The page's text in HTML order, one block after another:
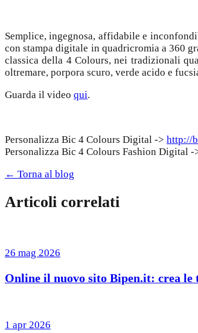
Semplice, ingegnosa, affidabile e
con stampa digitale in quadricromia a 360
classica della 4 Colours, nei tradizionali
oltremare, porpora scuro, verde acido e
Guarda il video qui.
Personalizza Bic 4 Colours Digital -> http://
Personalizza Bic 4 Colours Fashion Digital -
← Torna al blog
Articoli correlati
26 mag 2026
Online il nuovo sito Bipen.it: crea le
1 apr 2026